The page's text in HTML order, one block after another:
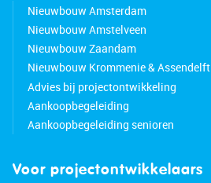
Nieuwbouw Amsterdam
Nieuwbouw Amstelveen
Nieuwbouw Zaandam
Nieuwbouw Krommenie & Assendelft
Advies bij projectontwikkeling
Aankoopbegeleiding
Aankoopbegeleiding senioren
Voor projectontwikkelaars